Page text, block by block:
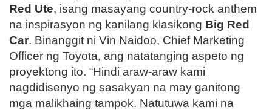
Red Ute, isang masayang country-rock anthem
na inspirasyon ng kanilang klasikong Big Red
Car. Binanggit ni Vin Naidoo, Chief Marketing
Officer ng Toyota, ang natatanging aspeto ng
proyektong ito. “Hindi araw-araw kami
nagdidisenyo ng sasakyan na may ganitong
mga malikhaing tampok. Natutuwa kami na